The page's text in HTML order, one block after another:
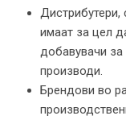
Дистрибутери,
имаат за цел
добавувачи
производи.
Брендови во